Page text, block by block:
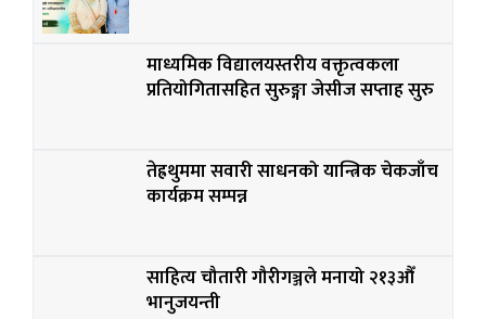
माध्यमिक विद्यालयस्तरीय वक्तृत्वकला
प्रतियोगितासहित सुरुङ्गा जेसीज सप्ताह सुरु
तेह्रथुममा सवारी साधनको यान्त्रिक चेकजाँच
कार्यक्रम सम्पन्न
साहित्य चौतारी गौरीगञ्जले मनायो २१३औँ
भानुजयन्ती